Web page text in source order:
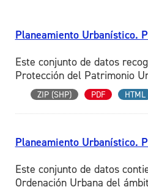
Planeamiento Urbanístico.
Este conjunto de datos
Protección del Patrimonio
ZIP (SHP) PDF HTML
Planeamiento Urbanístico.
Este conjunto de datos
Ordenación Urbana del